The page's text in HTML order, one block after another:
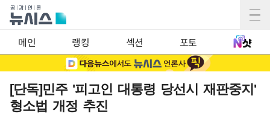
메인 랭킹 섹션 포토
[단독]민주 '피고인 대통령 당선시 재판중지'
형소법 개정 추진